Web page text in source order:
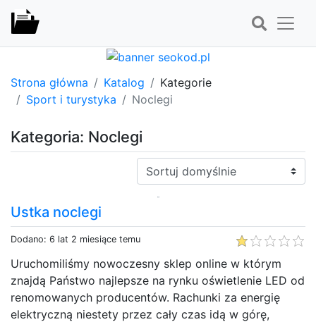
Strona główna Katalog
Kategorie
Sport i turystyka
Noclegi
Kategoria: Noclegi
Sortuj:
Ustka noclegi
Dodano: 6 lat 2 miesiące temu
Uruchomiliśmy nowoczesny sklep online w którym
znajdą Państwo najlepsze na rynku oświetlenie LED od
renomowanych producentów. Rachunki za energię
elektryczną niestety przez cały czas idą w górę,